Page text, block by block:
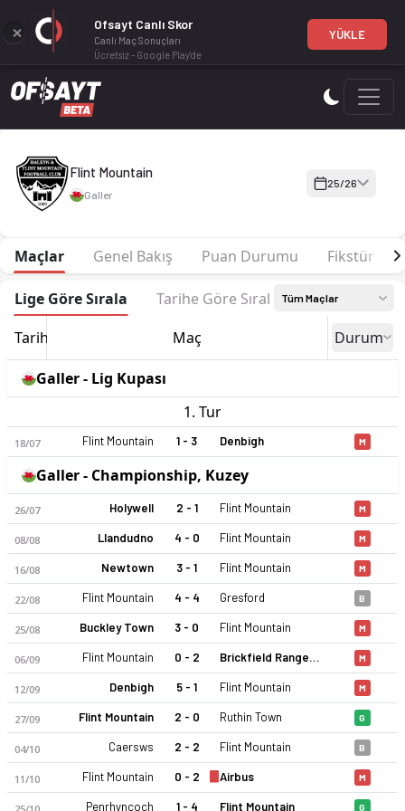
Flint Mountain 25-26 sezonu | Championship, Kuzey'de
Flint Mountain
Galler
25/26
Maçlar Genel Bakış Puan Durumu Fikstür
Lige Göre Sırala Tarihe Göre Sırala Tüm Maçlar
Tarih Maç Durum
Galler - Lig Kupası
1. Tur
18/07 Flint Mountain 1 - 3 Denbigh M
Galler - Championship, Kuzey
26/07 Holywell 2 - 1 Flint Mountain M
08/08 Llandudno 4 - 0 Flint Mountain M
16/08 Newtown 3 - 1 Flint Mountain M
22/08 Flint Mountain 4 - 4 Gresford B
25/08 Buckley Town 3 - 0 Flint Mountain M
06/09 Flint Mountain 0 - 2 Brickfield Rangers M
12/09 Denbigh 5 - 1 Flint Mountain M
27/09 Flint Mountain 2 - 0 Ruthin Town G
04/10 Caersws 2 - 2 Flint Mountain B
11/10 Flint Mountain 0 - 2 Airbus M
Penrhyncoch 1 - 4 Flint Mountain G
Ofsayt Canlı Skor
Canlı Maç Sonuçları
Ücretsiz - Google Play'de
YÜKLE